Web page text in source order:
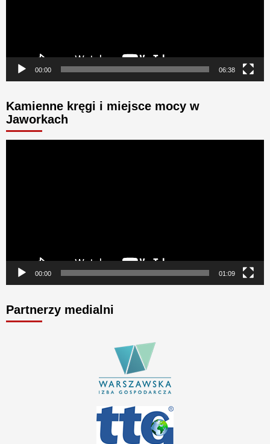
00:00 06:38
Kamienne kręgi i miejsce mocy w
Jaworkach
00:00 01:09
Partnerzy medialni